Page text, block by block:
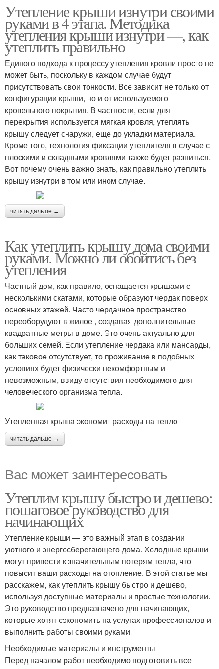
Утепление крыши изнутри своими
руками в 4 этапа. Методика
утепления крыши изнутри —, как
утеплить правильно
Единого подхода к процессу утепления кровли просто не
может быть, поскольку в каждом случае будут
присутствовать свои тонкости. Все зависит не только от
конфигурации крыши, но и от используемого
кровельного покрытия. В частности, если для
перекрытия используется мягкая кровля, утеплять
крышу следует снаружи, еще до укладки материала.
Кроме того, технология фиксации утеплителя в случае с
плоскими и складными кровлями также будет разниться.
Вот почему очень важно знать, как правильно утеплить
крышу изнутри в том или ином случае.
читать дальше →
Как утеплить крышу дома своими
руками. Можно ли обойтись без
утепления
Частный дом, как правило, оснащается крышами с
несколькими скатами, которые образуют чердак поверх
основных этажей. Часто чердачное пространство
переоборудуют в жилое , создавая дополнительные
квадратные метры в доме. Это очень актуально для
больших семей. Если утепление чердака или мансарды,
как таковое отсутствует, то проживание в подобных
условиях будет физически некомфортным и
невозможным, ввиду отсутствия необходимого для
человеческого организма тепла.
Утепленная крыша экономит расходы на тепло
читать дальше →
Вас может заинтересовать
Утеплим крышу быстро и дешево:
пошаговое руководство для
начинающих
Утепление крыши — это важный этап в создании
уютного и энергосберегающего дома. Холодные крыши
могут привести к значительным потерям тепла, что
повысит ваши расходы на отопление. В этой статье мы
расскажем, как утеплить крышу быстро и дешево,
используя доступные материалы и простые технологии.
Это руководство предназначено для начинающих,
которые хотят сэкономить на услугах профессионалов и
выполнить работы своими руками.
Необходимые материалы и инструменты
Перед началом работ необходимо подготовить все